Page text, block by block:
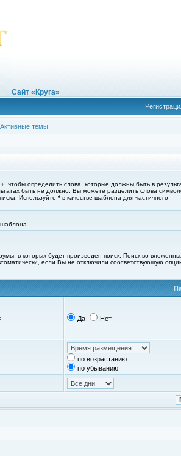
Сайт «Круга»
Активные темы
+ , чтобы определить слова, которые должны быть в
быть не должно. Вы можете разделить слова
Используйте * в качестве шаблона для частичного
в которых будет произведен поиск. Поиск во
если Вы не отключили соответствующую
Да Нет
по возрастанию
по убыванию